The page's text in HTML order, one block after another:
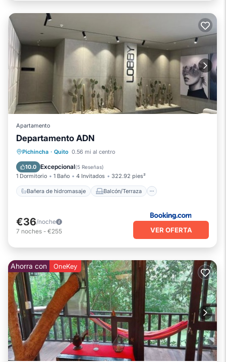
Apartamento
Departamento ADN
Pichincha · Quito 0.56 mi al centro
10.0 Excepcional(5 Reseñas)
1 Dormitorio 1 Baño 4 Invitados 322.92 pies²
Bañera de hidromasaje Balcón/Terraza
Bañera de hidromasaje
Vistas
Desayuno
€36/noche
7 noches - €255 VER OFERTA
Ahorra con OneKey